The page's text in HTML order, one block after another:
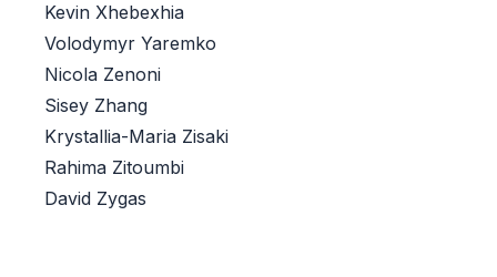
Kevin Xhebexhia
Volodymyr Yaremko
Nicola Zenoni
Sisey Zhang
Krystallia-Maria Zisaki
Rahima Zitoumbi
David Zygas